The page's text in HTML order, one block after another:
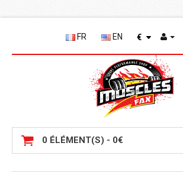
FR EN €
0 ÉLÉMENT(S) - 0€